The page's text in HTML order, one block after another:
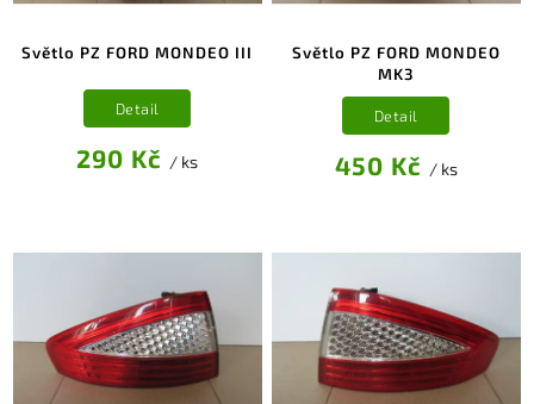
Světlo PZ FORD MONDEO III
290 Kč / ks
Detail
Světlo PZ FORD MONDEO
MK3
450 Kč / ks
Detail